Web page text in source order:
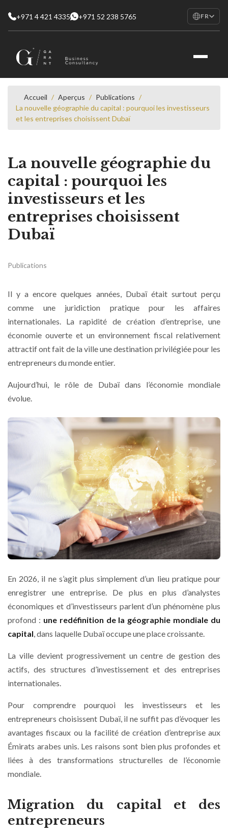
+971 4 421 4335 +971 52 238 5765 FR
AR
Accueil / Aperçus / Publications /
La nouvelle géographie du capital : pourquoi les investisseurs
et les entreprises choisissent Dubaï
La nouvelle géographie du
capital : pourquoi les
investisseurs et les
entreprises choisissent
Dubaï
Publications
Il y a encore quelques années, Dubaï était surtout perçu
comme une juridiction pratique pour les affaires
internationales. La rapidité de création d’entreprise, une
économie ouverte et un environnement fiscal relativement
attractif ont fait de la ville une destination privilégiée pour les
entrepreneurs du monde entier.
Aujourd’hui, le rôle de Dubaï dans l’économie mondiale
évolue.
En 2026, il ne s’agit plus simplement d’un lieu pratique pour
enregistrer une entreprise. De plus en plus d’analystes
économiques et d’investisseurs parlent d’un phénomène plus
profond : une redéfinition de la géographie mondiale du
capital , dans laquelle Dubaï occupe une place croissante.
La ville devient progressivement un centre de gestion des
actifs, des structures d’investissement et des entreprises
internationales.
Pour comprendre pourquoi les investisseurs et les
entrepreneurs choisissent Dubaï, il ne suffit pas d’évoquer les
avantages fiscaux ou la facilité de création d’entreprise aux
Émirats arabes unis. Les raisons sont bien plus profondes et
liées à des transformations structurelles de l’économie
mondiale.
Migration du capital et des
entrepreneurs